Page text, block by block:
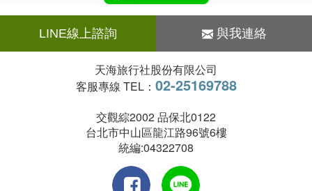
LINE線上諮詢 與我連絡
天海旅行社股份有限公司
客服專線 TEL： 02-25169788
交觀綜2002 品保北0122
台北市中山區龍江路96號6樓
統編:04322708